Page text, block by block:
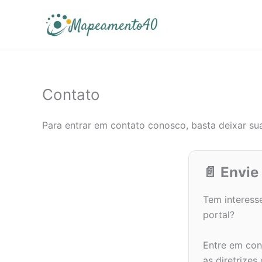
Contato
Para entrar em contato conosco, basta deixar
📄
Tem
portal?
Entre em